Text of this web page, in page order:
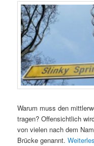
Warum muss den
tragen? Offensichtlich
von vielen nach dem
Brücke genannt.